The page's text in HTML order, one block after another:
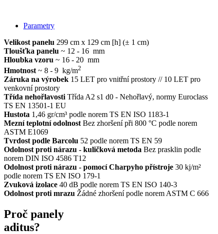
Parametry
Velikost panelu 299 cm x 129 cm [h] (± 1 cm)
Tloušťka panelu ~ 12 - 16 mm
Hloubka vzoru ~ 16 - 20 mm
Hmotnost ~ 8 - 9 kg/m2
Záruka na výrobek 15 LET pro vnitřní prostory // 10 LET pro
venkovní prostory
Třída nehořlavosti Třída A2 s1 d0 - Nehořlavý, normy Euroclass
TS EN 13501-1 EU
Hustota 1,46 gr/cm³ podle norem TS EN ISO 1183-1
Mezní teplotní odolnost Bez zhoršení při 800 °C podle norem
ASTM E1069
Tvrdost podle Barcolu 52 podle norem TS EN 59
Odolnost proti nárazu - kuličková metoda Bez prasklin podle
norem DIN ISO 4586 T12
Odolnost proti nárazu - pomocí Charpyho přístroje 30 kj/m²
podle norem TS EN ISO 179-1
Zvuková izolace 40 dB podle norem TS EN ISO 140-3
Odolnost proti mrazu Žádné zhoršení podle norem ASTM C 666
Proč panely
aditus?